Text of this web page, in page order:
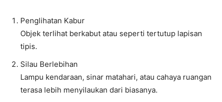
Penglihatan Kabur
Objek terlihat berkabut atau seperti tertutup lapisan
tipis.
Silau Berlebihan
Lampu kendaraan, sinar matahari, atau cahaya ruangan
terasa lebih menyilaukan dari biasanya.